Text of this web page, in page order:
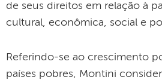
de seus direitos em relação à
cultural, econômica, social e
Referindo-se ao crescimento
países pobres, Montini